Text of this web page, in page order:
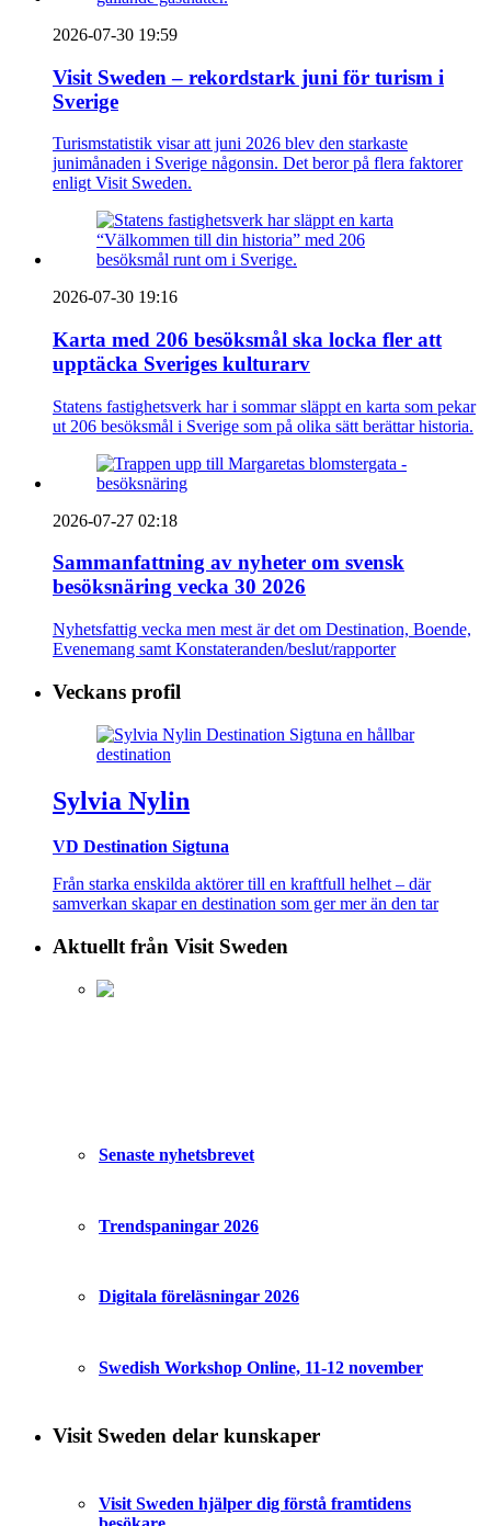
2026-07-30 19:59
Visit Sweden – rekordstark juni för turism i
Sverige
Turismstatistik visar att juni 2026 blev den starkaste
junimånaden i Sverige någonsin. Det beror på flera faktorer
enligt Visit Sweden.
2026-07-30 19:16
Karta med 206 besöksmål ska locka fler att
upptäcka Sveriges kulturarv
Statens fastighetsverk har i sommar släppt en karta som pekar
ut 206 besöksmål i Sverige som på olika sätt berättar historia.
2026-07-27 02:18
Sammanfattning av nyheter om svensk
besöksnäring vecka 30 2026
Nyhetsfattig vecka men mest är det om Destination, Boende,
Evenemang samt Konstateranden/beslut/rapporter
Veckans profil
Sylvia Nylin
VD Destination Sigtuna
Från starka enskilda aktörer till en kraftfull helhet – där
samverkan skapar en destination som ger mer än den tar
Aktuellt från Visit Sweden
Senaste nyhetsbrevet
Trendspaningar 2026
Digitala föreläsningar 2026
Swedish Workshop Online, 11-12 november
Visit Sweden delar kunskaper
Visit Sweden hjälper dig förstå framtidens